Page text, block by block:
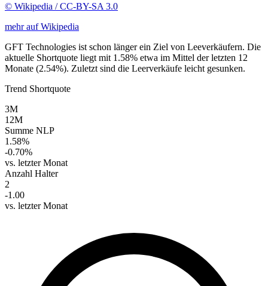
© Wikipedia / CC-BY-SA 3.0
mehr auf Wikipedia
GFT Technologies ist schon länger ein Ziel von Leeverkäufern. Die
aktuelle Shortquote liegt mit 1.58% etwa im Mittel der letzten 12
Monate (2.54%). Zuletzt sind die Leerverkäufe leicht gesunken.
Trend Shortquote
3M
12M
Summe NLP
1.58%
-0.70%
vs. letzter Monat
Anzahl Halter
2
-1.00
vs. letzter Monat